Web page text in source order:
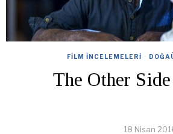
FILM İNCELEMELERI ·
The Other
18 Nisan